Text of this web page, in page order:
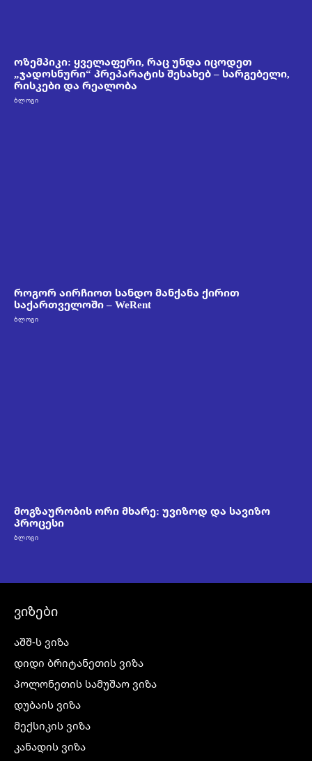
ოზემპიკი: ყველაფერი, რაც უნდა იცოდეთ
„ჯადოსნური“ პრეპარატის შესახებ – სარგებელი,
რისკები და რეალობა
ᲑᲚᲝᲒᲘ
როგორ აირჩიოთ სანდო მანქანა ქირით
საქართველოში – WeRent
ᲑᲚᲝᲒᲘ
მოგზაურობის ორი მხარე: უვიზოდ და სავიზო
პროცესი
ᲑᲚᲝᲒᲘ
ვიზები
აშშ-ს ვიზა
დიდი ბრიტანეთის ვიზა
პოლონეთის სამუშაო ვიზა
დუბაის ვიზა
მექსიკის ვიზა
კანადის ვიზა